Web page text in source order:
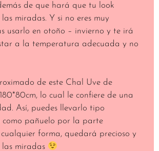
de que hará que tu look
miradas. Y si no eres muy
usarlo en otoño – invierno y te irá
a la temperatura adecuada y no
de este Chal Uve de
lo cual le confiere de una
Así, puedes llevarlo tipo
pañuelo por la parte
forma, quedará precioso y
miradas